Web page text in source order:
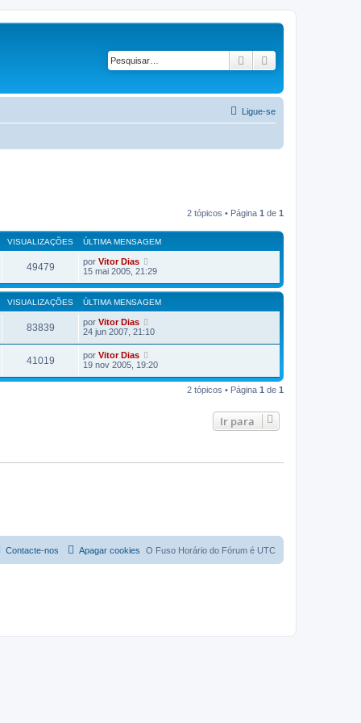
Pesquisar
Ligue-se
2 tópicos • Página 1 de 1
VISUALIZAÇÕES ÚLTIMA MENSAGEM
49479 por Vitor Dias
15 mai 2005, 21:29
VISUALIZAÇÕES ÚLTIMA MENSAGEM
83839 por Vitor Dias
24 jun 2007, 21:10
41019 por Vitor Dias
19 nov 2005, 19:20
2 tópicos • Página 1 de 1
Ir para
O Fuso Horário do Fórum é UTC
Apagar cookies
Contacte-nos